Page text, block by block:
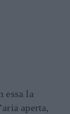
essa la
aperta,